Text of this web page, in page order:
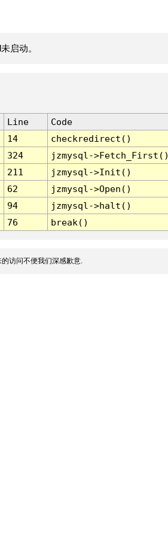
启动。
Line
Code
14
checkredirect()
324
jzmysql-
211
jzmysql->Init()
62
jzmysql->Open()
94
jzmysql->halt()
76 break()
访问不便我们深感歉意.